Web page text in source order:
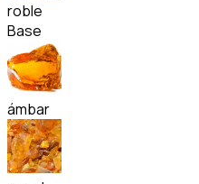
roble
Base
ámbar